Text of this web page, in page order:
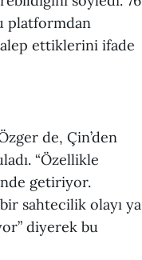
platformdan
ettiklerini ifade
de, Çin’den
“Özellikle
getiriyor.
sahtecilik olayı ya
diyerek bu